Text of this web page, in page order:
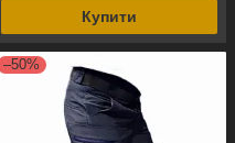
Купити
–50%